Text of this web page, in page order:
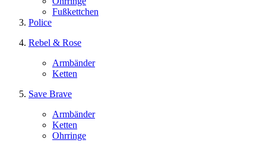
Fußkettchen
Police
Rebel & Rose
Armbänder
Ketten
Save Brave
Armbänder
Ketten
Ohrringe